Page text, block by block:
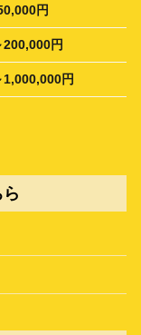
円
円
円